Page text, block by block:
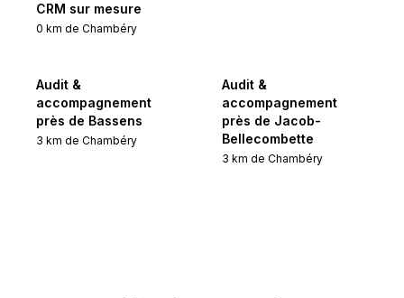
CRM sur mesure
0 km de Chambéry
Audit &
accompagnement
près de Bassens
3 km de Chambéry
Audit &
accompagnement
près de Jacob-
Bellecombette
3 km de Chambéry